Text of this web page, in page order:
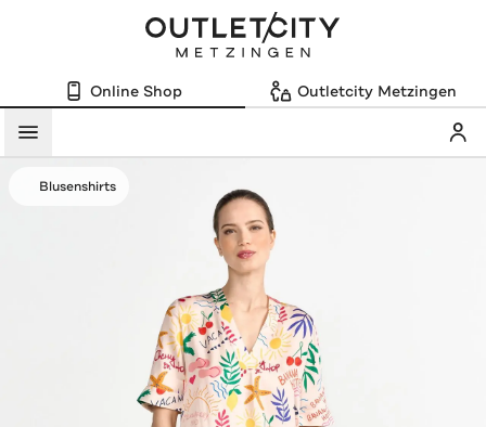
Online Shop Outletcity Metzingen
Menü
Blusenshirts